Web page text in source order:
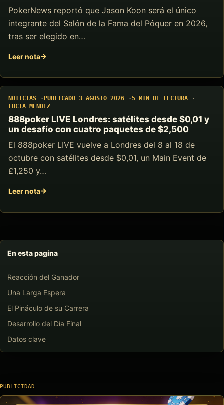
En esta pagina
Reacción del Ganador
Una Larga Espera
El Pináculo de su Carrera
Desarrollo del Día Final
Datos clave
PokerNews reportó que Jason Koon será el único
integrante del Salón de la Fama del Póquer en 2026,
tras ser elegido en…
Leer nota
NOTICIAS PUBLICADO 3 AGOSTO 2026
5 MIN DE LECTURA
LUCIA MENDEZ
888poker LIVE Londres: satélites desde $0,01 y
un desafío con cuatro paquetes de $2,500
El 888poker LIVE vuelve a Londres del 8 al 18 de
octubre con satélites desde $0,01, un Main Event de
£1,250 y…
Leer nota
PUBLICIDAD